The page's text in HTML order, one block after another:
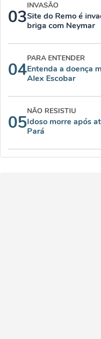
03
INVASÃO
Site do Remo é
briga com Neymar
04
PARA ENTENDER
Entenda a doença
Alex Escobar
05
NÃO RESISTIU
Idoso morre após
Pará